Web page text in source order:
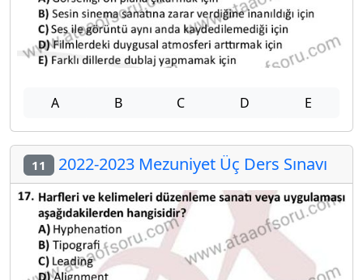
A B C D E
11 2022-2023 Mezuniyet Üç Ders Sınavı